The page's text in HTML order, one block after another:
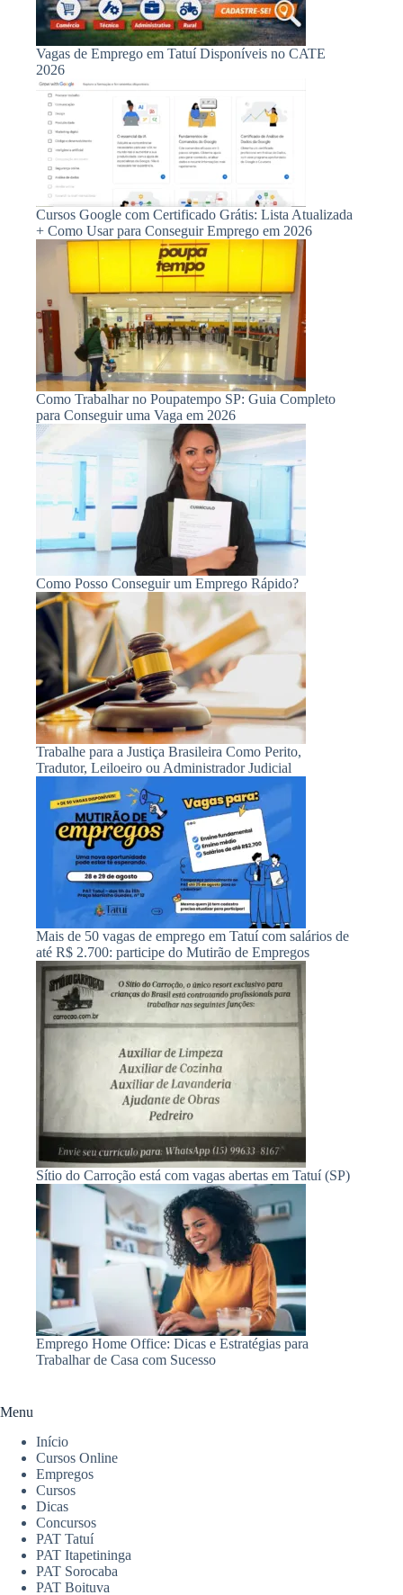
Vagas de Emprego em Tatuí Disponíveis no CATE
2026
Cursos Google com Certificado Grátis: Lista Atualizada
+ Como Usar para Conseguir Emprego em 2026
Como Trabalhar no Poupatempo SP: Guia Completo
para Conseguir uma Vaga em 2026
Como Posso Conseguir um Emprego Rápido?
Trabalhe para a Justiça Brasileira Como Perito,
Tradutor, Leiloeiro ou Administrador Judicial
Mais de 50 vagas de emprego em Tatuí com salários de
até R$ 2.700: participe do Mutirão de Empregos
Sítio do Carroção está com vagas abertas em Tatuí (SP)
Emprego Home Office: Dicas e Estratégias para
Trabalhar de Casa com Sucesso
Menu
Início
Cursos Online
Empregos
Cursos
Dicas
Concursos
PAT Tatuí
PAT Itapetininga
PAT Sorocaba
PAT Boituva